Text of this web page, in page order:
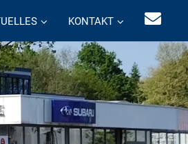
KONTAKT